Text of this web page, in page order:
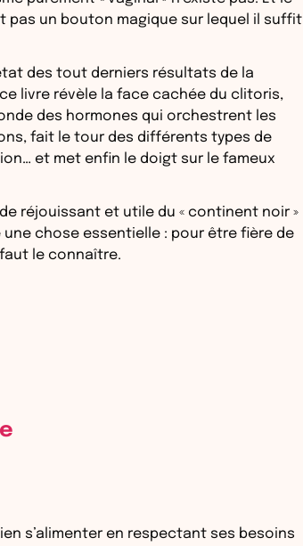
pas un bouton magique sur lequel il suffit
des tout derniers résultats de la
livre révèle la face cachée du clitoris,
des hormones qui orchestrent les
fait le tour des différents types de
et met enfin le doigt sur le fameux
réjouissant et utile du « continent noir »
une chose essentielle : pour être fière de
le connaître.
s’alimenter en respectant ses besoins